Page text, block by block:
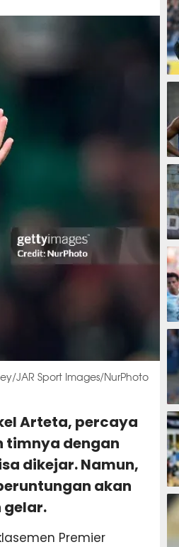
JAR Sport Images/NurPhoto
Arteta, percaya
timnya dengan
dikejar. Namun,
akan
gelar.
Premier